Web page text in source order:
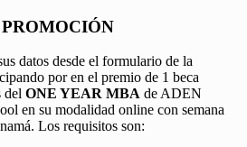
datos desde el formulario de la
por en el premio de 1 beca
del ONE YEAR MBA de ADEN
en su modalidad online con semana
Los requisitos son: